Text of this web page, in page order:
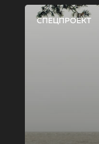
СПЕЦПРОЕКТ